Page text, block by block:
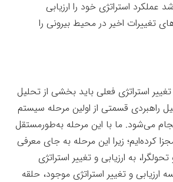
عملکرد استراتژی خود را ارزیابی
تغییرات اخیر در محیط بیرونی را
استراتژی فعلی باید بخشی از تحلیل
راهبردی قسمتی از اولین مرحله سیستم
می‌شود. ما با این مرحله به‌طورمستقل
کرده‌ایم؛ زیرا این مرحله به جای معرفی
به ارزیابی و تغییر استراتژی
ارزیابی و تغییر استراتژی موجود، حلقه